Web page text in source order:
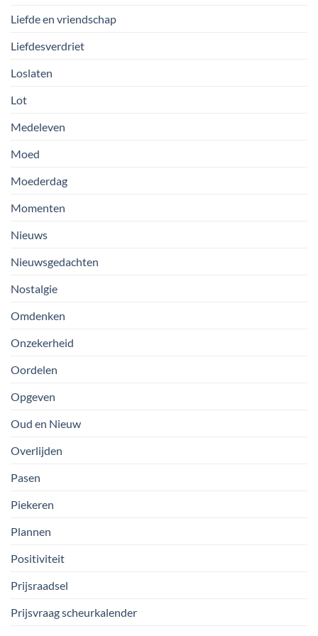
Liefde en vriendschap
Liefdesverdriet
Loslaten
Lot
Medeleven
Moed
Moederdag
Momenten
Nieuws
Nieuwsgedachten
Nostalgie
Omdenken
Onzekerheid
Oordelen
Opgeven
Oud en Nieuw
Overlijden
Pasen
Piekeren
Plannen
Positiviteit
Prijsraadsel
Prijsvraag scheurkalender